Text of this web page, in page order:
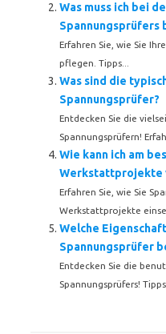
Was muss ich bei
Spannungsprüfers
Erfahren Sie, wie Sie
pflegen. Tipps...
Was sind die
Spannungsprüfer?
Entdecken Sie die
Spannungsprüfern!
Wie kann ich am
Werkstattprojekte
Erfahren Sie, wie Sie
Werkstattprojekte
Welche
Spannungsprüfer
Entdecken Sie die
Spannungsprüfers!